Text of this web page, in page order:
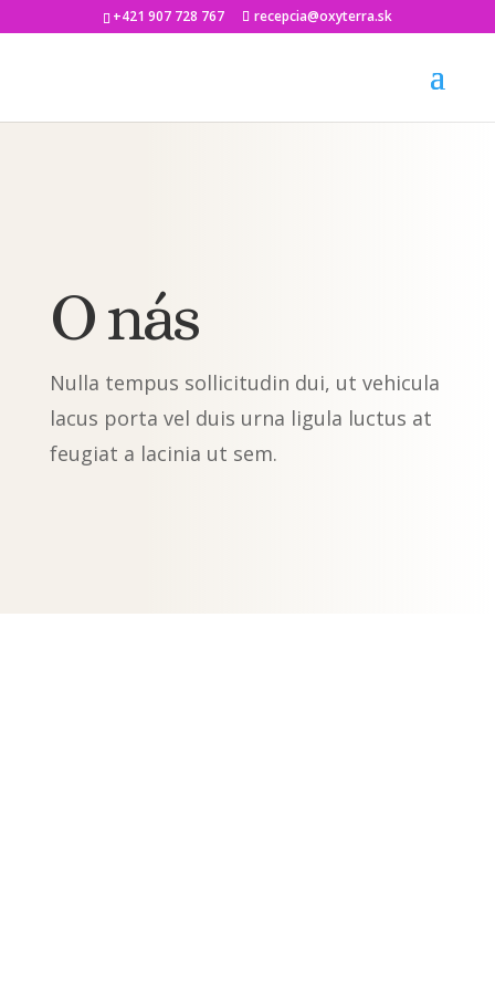
+421 907 728 767 recepcia@oxyterra.sk
O nás
Nulla tempus sollicitudin dui, ut vehicula
lacus porta vel duis urna ligula luctus at
feugiat a lacinia ut sem.